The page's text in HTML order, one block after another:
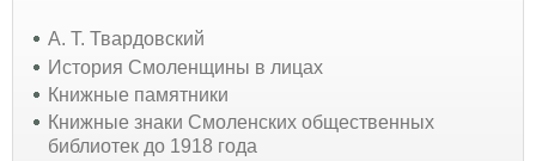
А. Т. Твардовский
История Смоленщины в лицах
Книжные памятники
Книжные знаки Смоленских общественных
библиотек до 1918 года